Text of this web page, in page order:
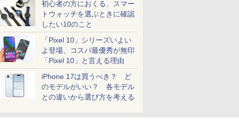
初心者の方におくる、スマー
トウォッチを選ぶときに確認
したい10のこと
「Pixel 10」シリーズいよい
よ登場、コスパ最優秀が無印
「Pixel 10」と言える理由
iPhone 17は買うべき？ ど
のモデルがいい？ 各モデル
との違いから選び方を考える